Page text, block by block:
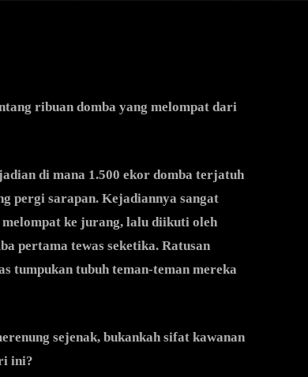
ribuan domba yang melompat dari
di mana 1.500 ekor domba terjatuh
pergi sarapan. Kejadiannya sangat
ke jurang, lalu diikuti oleh
pertama tewas seketika. Ratusan
tumpukan tubuh teman-teman mereka
sejenak, bukankah sifat kawanan
ini?